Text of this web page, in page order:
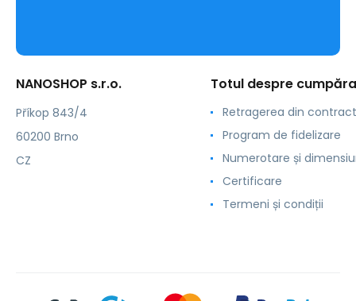
NANOSHOP s.r.o.
Příkop 843/4
60200 Brno
CZ
Totul despre
Retragerea din contract
Program de fidelizare
Numerotare și
Certificare
Termeni și condiții